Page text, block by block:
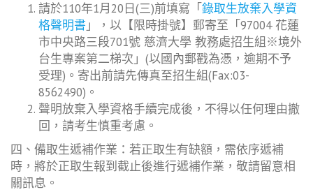
請於110年1月20日(三)前填寫「錄取生放棄入學資
格聲明書 」，以【限時掛號】郵寄至「97004 花蓮
市中央路三段701號 慈濟大學 教務處招生組※境外
台生專案第二梯次」(以國內郵戳為憑，逾期不予
受理)。寄出前請先傳真至招生組(Fax:03-
8562490)。
聲明放棄入學資格手續完成後，不得以任何理由撤
回，請考生慎重考慮。
四、備取生遞補作業：若正取生有缺額，需依序遞補
時，將於正取生報到截止後進行遞補作業，敬請留意相
關訊息。